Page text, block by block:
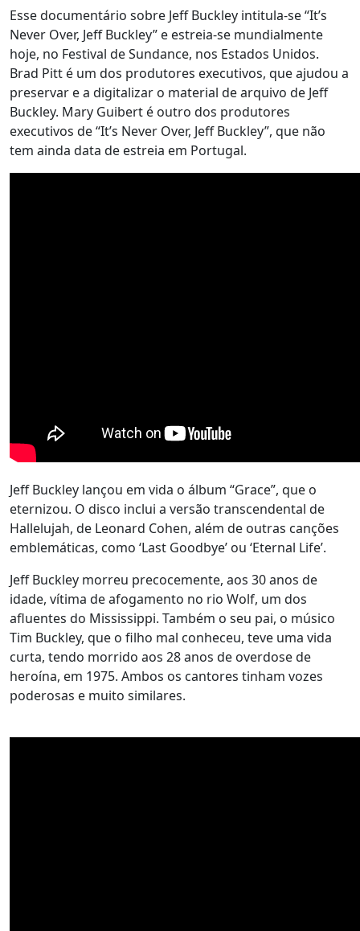
Esse documentário sobre Jeff Buckley intitula-se “It’s
Never Over, Jeff Buckley” e estreia-se mundialmente
hoje, no Festival de Sundance, nos Estados Unidos.
Brad Pitt é um dos produtores executivos, que ajudou a
preservar e a digitalizar o material de arquivo de Jeff
Buckley. Mary Guibert é outro dos produtores
executivos de “It’s Never Over, Jeff Buckley”, que não
tem ainda data de estreia em Portugal.
Jeff Buckley lançou em vida o álbum “Grace”, que o
eternizou. O disco inclui a versão transcendental de
Hallelujah, de Leonard Cohen, além de outras canções
emblemáticas, como ‘Last Goodbye’ ou ‘Eternal Life’.
Jeff Buckley morreu precocemente, aos 30 anos de
idade, vítima de afogamento no rio Wolf, um dos
afluentes do Mississippi. Também o seu pai, o músico
Tim Buckley, que o filho mal conheceu, teve uma vida
curta, tendo morrido aos 28 anos de overdose de
heroína, em 1975. Ambos os cantores tinham vozes
poderosas e muito similares.